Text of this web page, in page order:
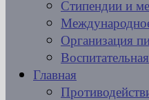
Стипендии и
Организация
Главная